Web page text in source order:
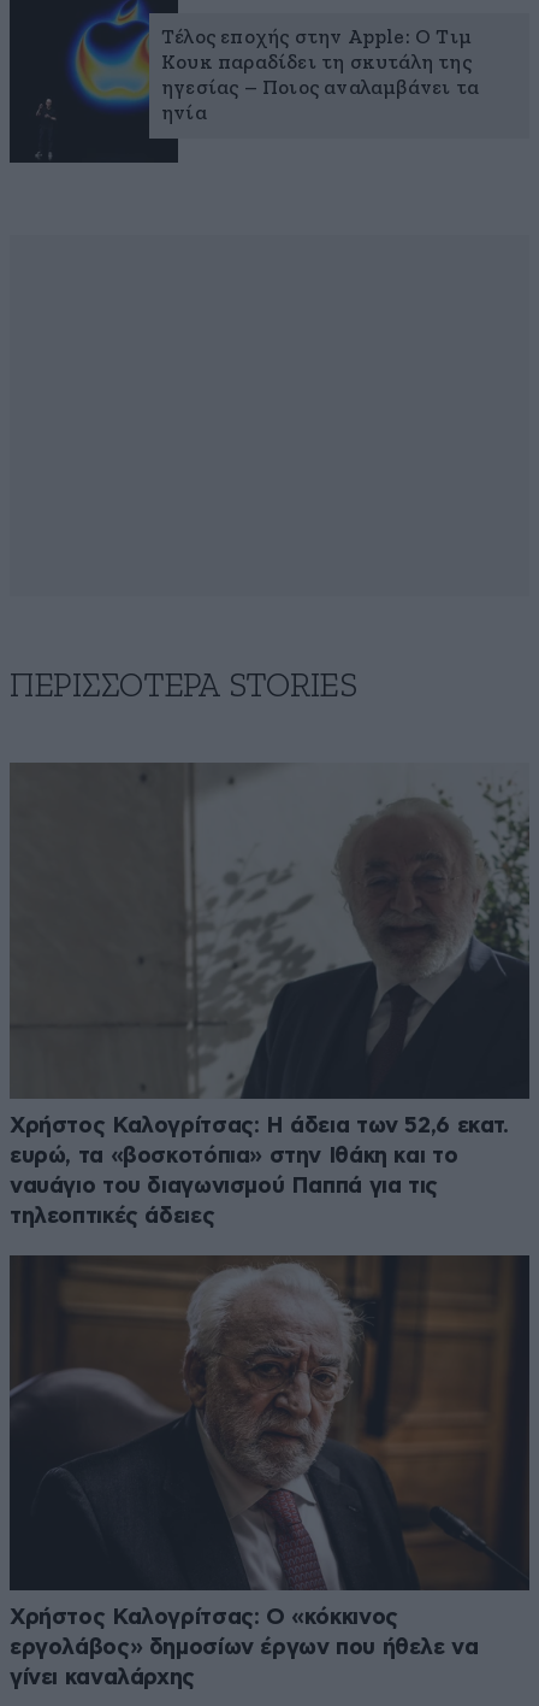
Τέλος εποχής στην Apple: Ο Τιμ
Κουκ παραδίδει τη σκυτάλη της
ηγεσίας – Ποιος αναλαμβάνει τα
ηνία
ΠΕΡΙΣΣΟΤΕΡΑ STORIES
Χρήστος Καλογρίτσας: Η άδεια των 52,6 εκατ.
ευρώ, τα «βοσκοτόπια» στην Ιθάκη και το
ναυάγιο του διαγωνισμού Παππά για τις
τηλεοπτικές άδειες
Χρήστος Καλογρίτσας: Ο «κόκκινος
εργολάβος» δημοσίων έργων που ήθελε να
γίνει καναλάρχης